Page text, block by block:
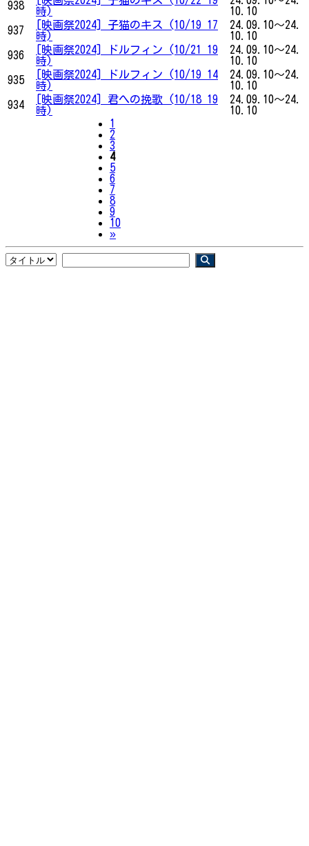
938
時)
10.10
937
[映画祭2024] 子猫のキス (10/19 17
時)
24.09.10～24.
10.10
936
[映画祭2024] ドルフィン (10/21 19
時)
24.09.10～24.
10.10
935
[映画祭2024] ドルフィン (10/19 14
時)
24.09.10～24.
10.10
934
[映画祭2024] 君への挽歌 (10/18 19
時)
24.09.10～24.
10.10
1
2
3
4
5
6
7
8
9
10
»Next